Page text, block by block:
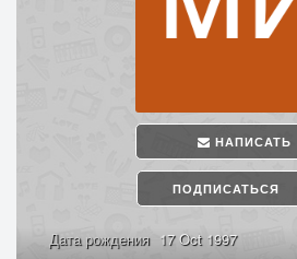
НАПИСАТЬ
ПОДПИСАТЬСЯ
Дата рождения 17 Oct 1997